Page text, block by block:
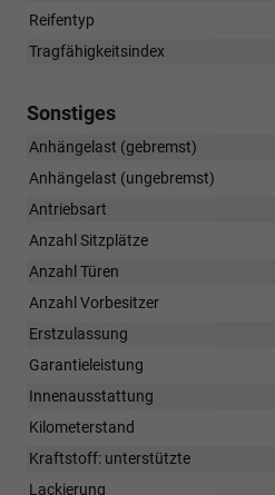
Reifentyp
Tragfähigkeitsindex
Sonstiges
Anhängelast (gebremst)
Anhängelast (ungebremst)
Antriebsart
Anzahl Sitzplätze
Anzahl Türen
Anzahl Vorbesitzer
Erstzulassung
Garantieleistung
Innenausstattung
Kilometerstand
Kraftstoff: unterstützte
Lackierung